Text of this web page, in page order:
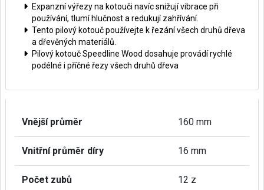
Expanzní výřezy na kotouči navíc snižují vibrace při
používání, tlumí hlučnost a redukují zahřívání.
Tento pilový kotouč používejte k řezání všech druhů dřeva
a dřevěných materiálů.
Pilový kotouč Speedline Wood dosahuje provádí rychlé
podélné i příčné řezy všech druhů dřeva
Vnější průměr 160 mm
Vnitřní průměr díry 16 mm
Počet zubů 12 z